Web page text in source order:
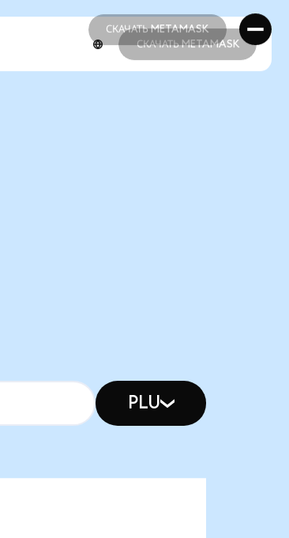
СКАЧАТЬ METAMASK
СКАЧАТЬ METAMASK
СКАЧАТЬ METAMASK
PLU